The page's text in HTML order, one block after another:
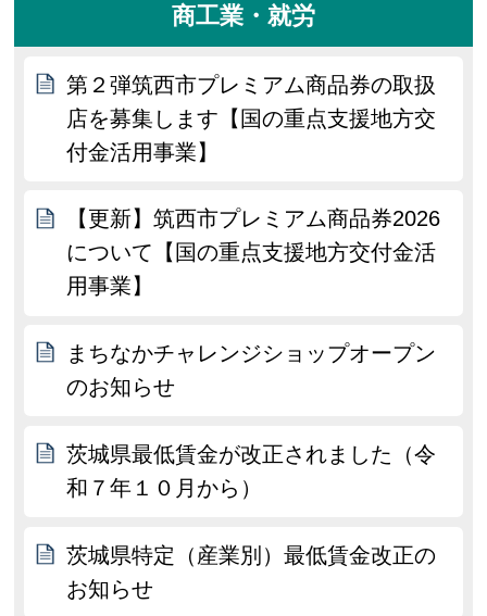
商工業・就労
第２弾筑西市プレミアム商品券の取扱
店を募集します【国の重点支援地方交
付金活用事業】
【更新】筑西市プレミアム商品券2026
について【国の重点支援地方交付金活
用事業】
まちなかチャレンジショップオープン
のお知らせ
茨城県最低賃金が改正されました（令
和７年１０月から）
茨城県特定（産業別）最低賃金改正の
お知らせ